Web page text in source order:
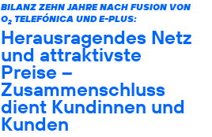
BILANZ ZEHN JAHRE NACH FUSION VON
O2TELEFÓNICA UND E-PLUS:
Herausragendes Netz
und attraktivste
Preise –
Zusammenschluss
dient Kundinnen und
Kunden